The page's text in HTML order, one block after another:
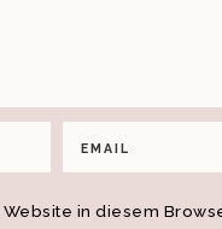
in diesem